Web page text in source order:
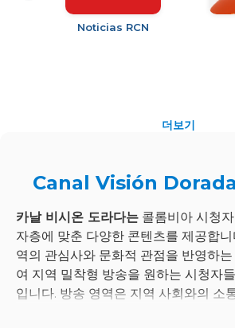
Noticias RCN
더보기
Canal Visión Dorada
카날 비시온 도라다는 콜롬비아 시청
자층에 맞춘 다양한 콘텐츠를 제공합
역의 관심사와 문화적 관점을 반영하
여 지역 밀착형 방송을 원하는 시청자
입니다. 방송 영역은 지역 사회와의 소